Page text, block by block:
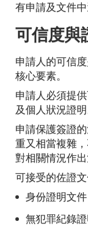
有申請及文件中
可信度與
申請人的可信
核心要素。
申請人必須提
及個人狀況證明
申請保護簽證
重又相當複雜
對相關情況作出
可接受的佐證
身份證明文件
無犯罪紀錄